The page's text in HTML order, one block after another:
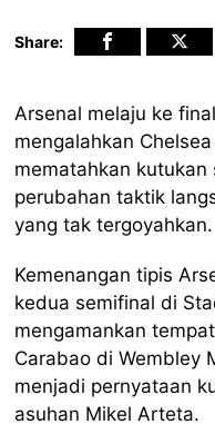
Share:
Arsenal melaju ke
mengalahkan
mematahkan
perubahan taktik
yang tak tergoyahkan.
Kemenangan tipis
kedua semifinal di
mengamankan
Carabao di Wembley
menjadi pernyataan
asuhan Mikel Arteta.